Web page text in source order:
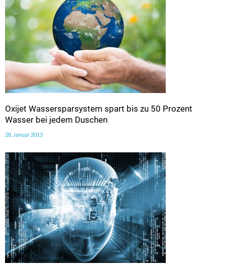
Oxijet Wassersparsystem spart bis zu 50 Prozent
Wasser bei jedem Duschen
28. Januar 2013